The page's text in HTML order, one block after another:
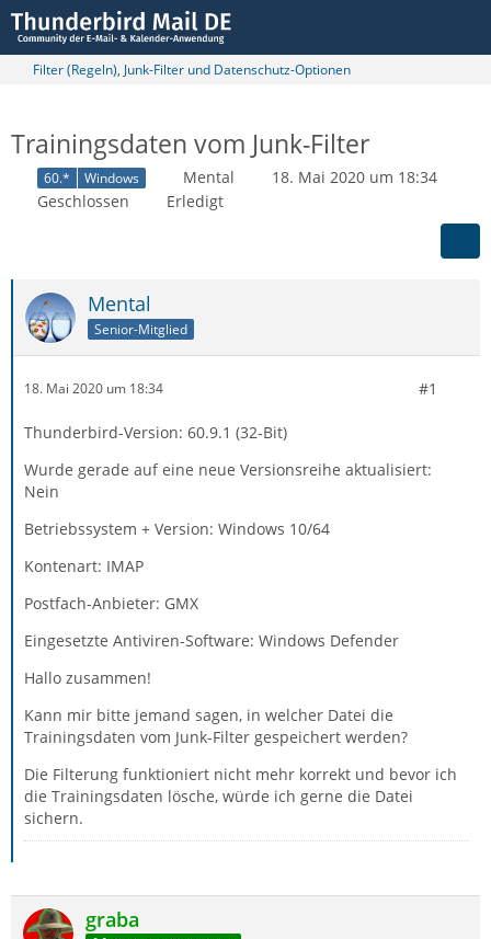
Filter (Regeln), Junk-Filter und Datenschutz-Optionen
Trainingsdaten vom Junk-Filter
60.* Windows Mental
18. Mai 2020 um 18:34
Geschlossen
Erledigt
Mental
Senior-Mitglied
18. Mai 2020 um 18:34 #1
Thunderbird-Version: 60.9.1 (32-Bit)
Wurde gerade auf eine neue Versionsreihe aktualisiert:
Nein
Betriebssystem + Version: Windows 10/64
Kontenart: IMAP
Postfach-Anbieter: GMX
Eingesetzte Antiviren-Software: Windows Defender
Hallo zusammen!
Kann mir bitte jemand sagen, in welcher Datei die
Trainingsdaten vom Junk-Filter gespeichert werden?
Die Filterung funktioniert nicht mehr korrekt und bevor ich
die Trainingsdaten lösche, würde ich gerne die Datei
sichern.
graba